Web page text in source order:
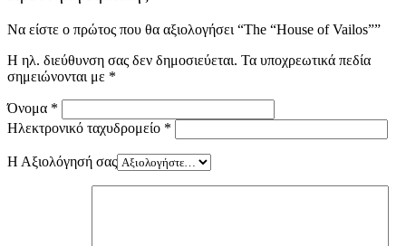
Να είστε ο πρώτος που θα αξιολογήσει “The “House of Vailos””
Η ηλ. διεύθυνση σας δεν δημοσιεύεται. Τα υποχρεωτικά πεδία
σημειώνονται με *
Όνομα *
Ηλεκτρονικό ταχυδρομείο *
Η Αξιολόγησή σας